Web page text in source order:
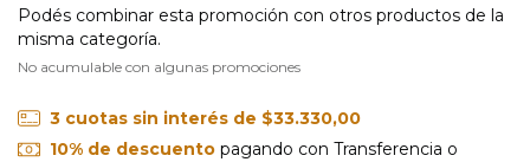
Podés combinar esta promoción con otros productos de la
misma categoría.
No acumulable con algunas promociones
3 cuotas sin interés de $33.330,00
10% de descuentopagando con Transferencia o